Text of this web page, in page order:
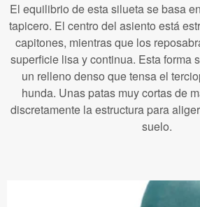
El equilibrio de esta silueta se basa
tapicero. El centro del asiento está
capitones, mientras que los
superficie lisa y continua. Esta forma
un relleno denso que tensa el
hunda. Unas patas muy cortas de
discretamente la estructura para
suelo.